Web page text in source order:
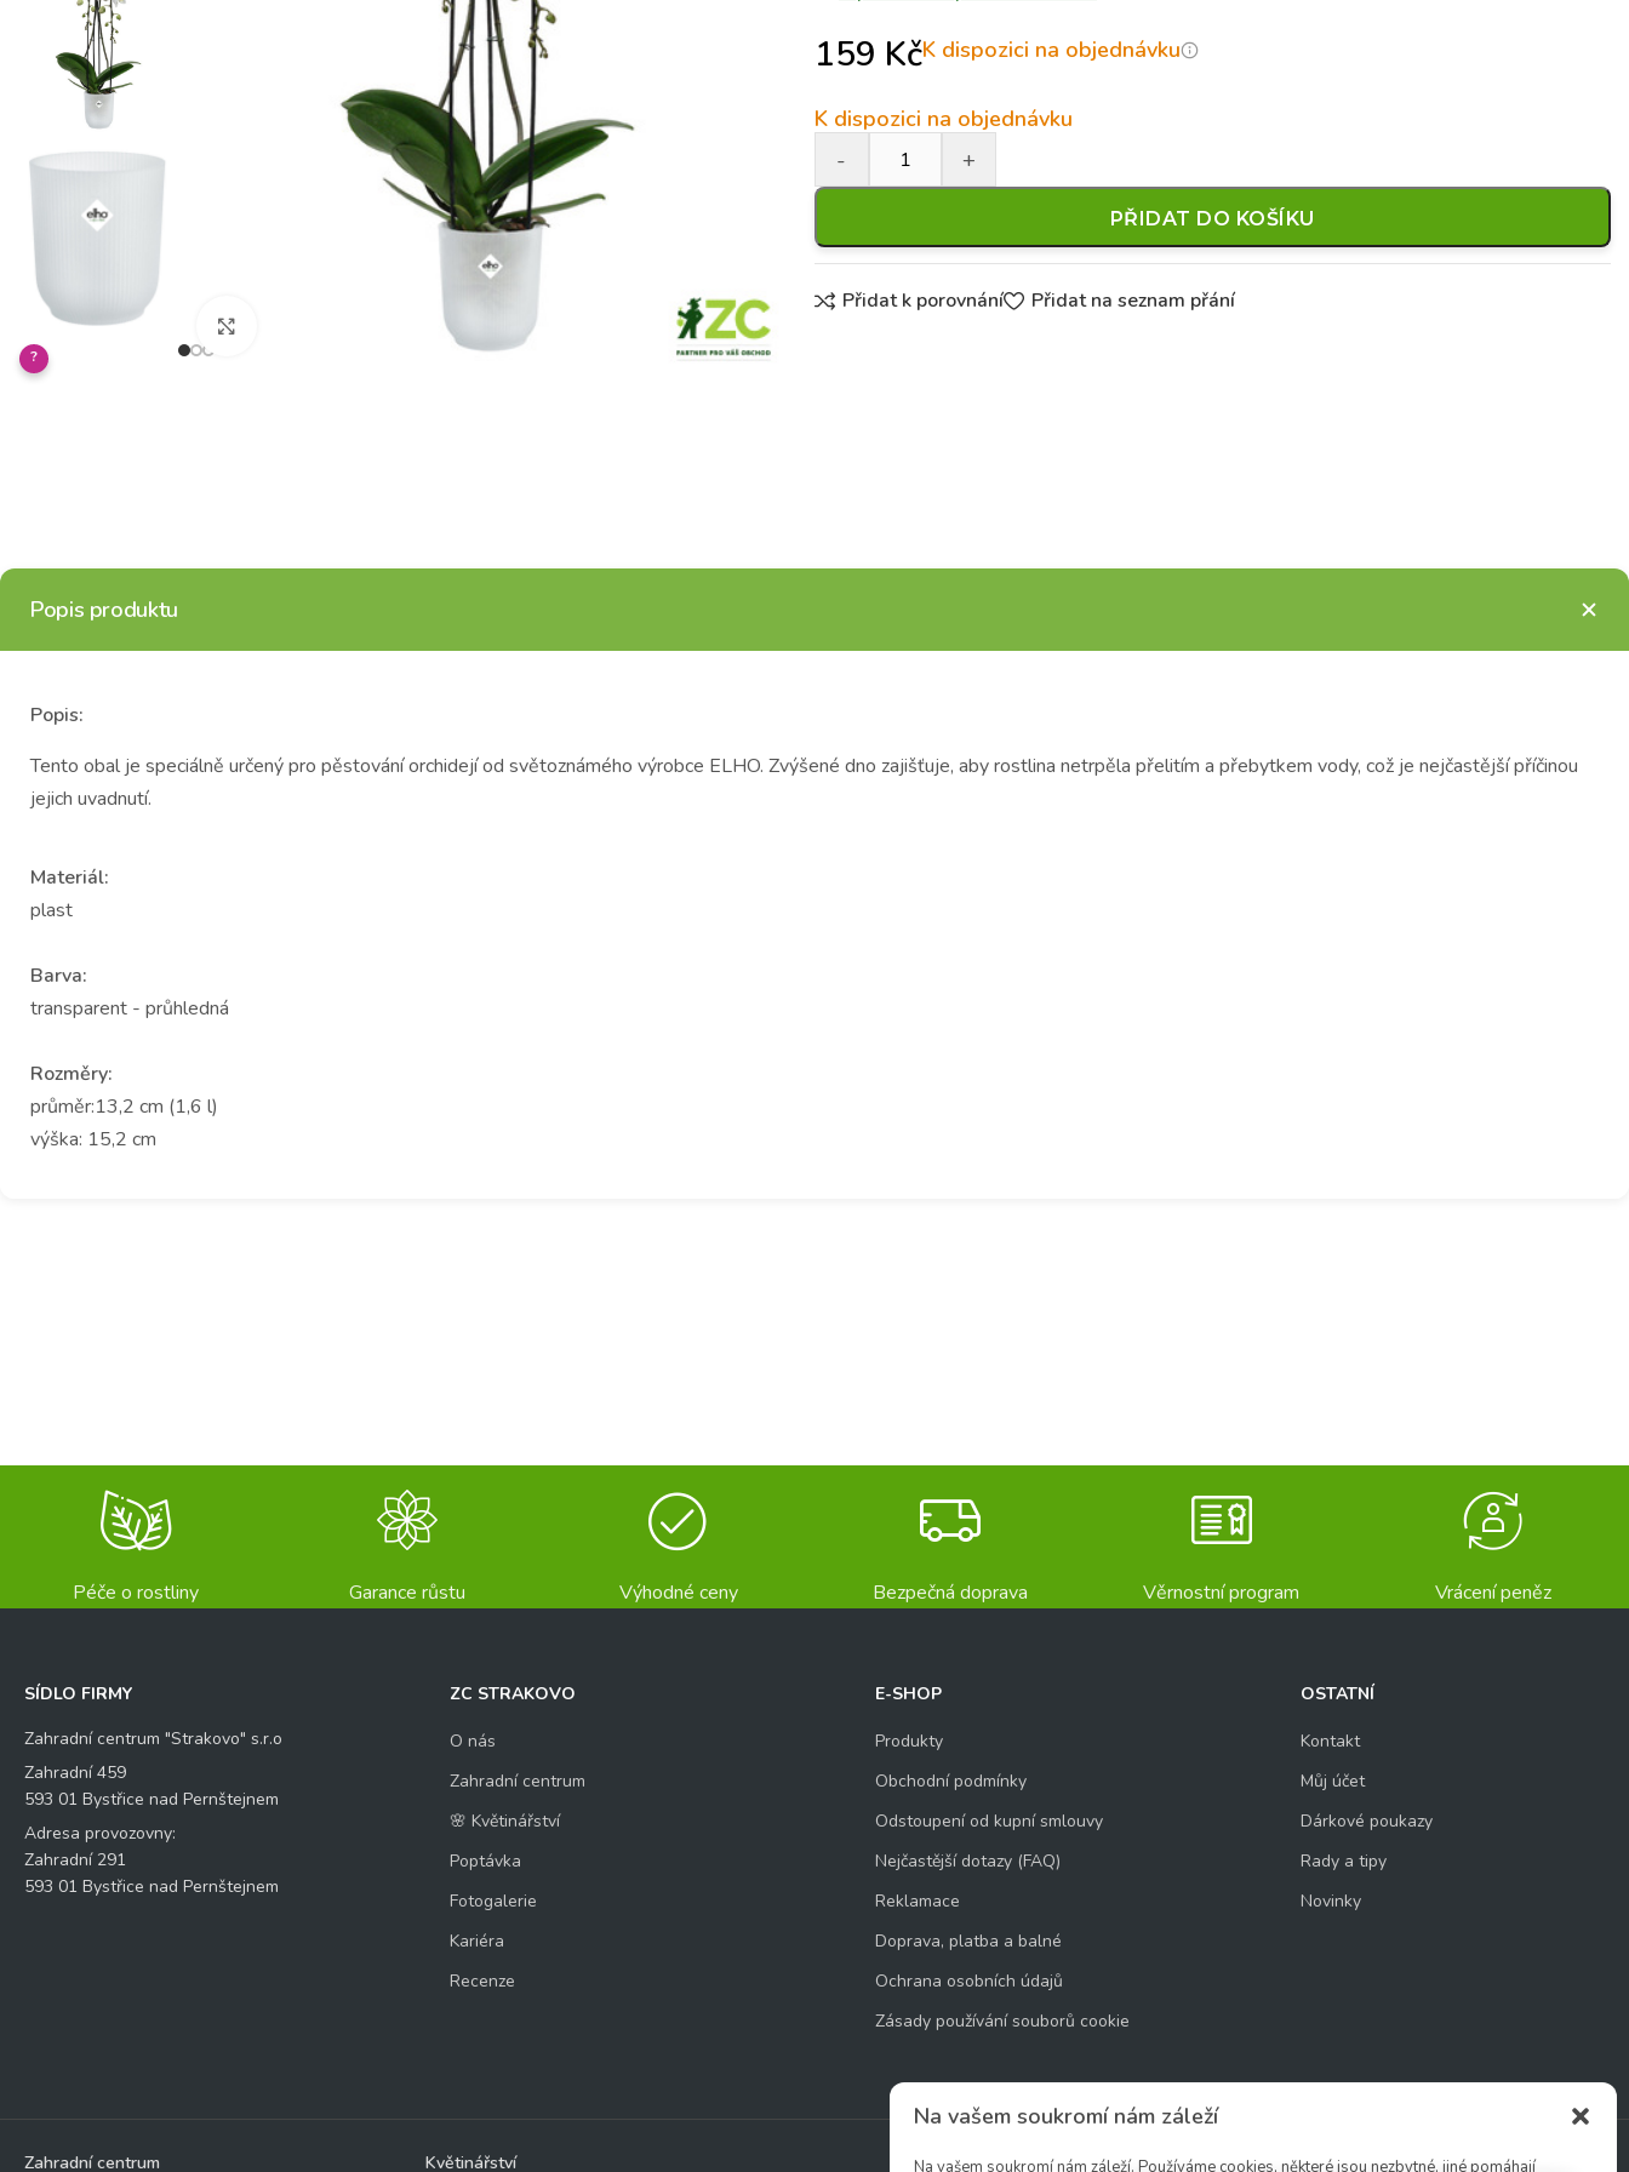
Na vašem soukromí nám záleží
Na vašem soukromí nám záleží. Používáme cookies, některé jsou nezbytné, jiné pomáhají
?
159 KčK dispozici na objednávku
K dispozici na objednávku
PŘIDAT DO KOŠÍKU
Přidat k porovnání Přidat na seznam přání
Popis produktu
Popis:
Tento obal je speciálně určený pro pěstování orchidejí od světoznámého výrobce ELHO. Zvýšené dno zajišťuje, aby rostlina netrpěla přelitím a přebytkem vody, což je nejčastější příčinou
jejich uvadnutí.
Materiál:
plast
Barva:
transparent - průhledná
Rozměry:
průměr:13,2 cm (1,6 l)
výška: 15,2 cm
Péče o rostliny Garance růstu Výhodné ceny Bezpečná doprava Věrnostní program Vrácení peněz
SÍDLO FIRMY
Zahradní centrum "Strakovo" s.r.o
Zahradní 459
593 01 Bystřice nad Pernštejnem
Adresa provozovny:
Zahradní 291
593 01 Bystřice nad Pernštejnem
ZC STRAKOVO
O nás
Zahradní centrum
🌸 Květinářství
Poptávka
Fotogalerie
Kariéra
Recenze
E-SHOP
Produkty
Obchodní podmínky
Odstoupení od kupní smlouvy
Nejčastější dotazy (FAQ)
Reklamace
Doprava, platba a balné
Ochrana osobních údajů
Zásady používání souborů cookie
OSTATNÍ
Kontakt
Můj účet
Dárkové poukazy
Rady a tipy
Novinky
Zahradní centrum Květinářství